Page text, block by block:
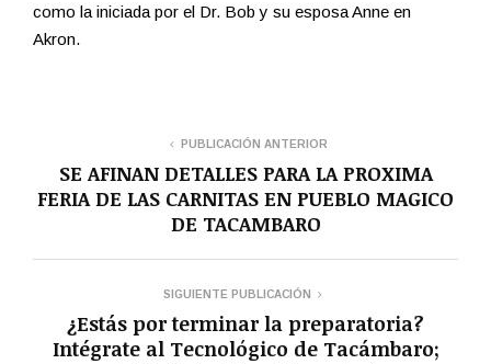
como la iniciada por el Dr. Bob y su esposa Anne en
Akron.
PUBLICACIÓN ANTERIOR
SE AFINAN DETALLES PARA LA PROXIMA
FERIA DE LAS CARNITAS EN PUEBLO MAGICO
DE TACAMBARO
SIGUIENTE PUBLICACIÓN
¿Estás por terminar la preparatoria?
Intégrate al Tecnológico de Tacámbaro;